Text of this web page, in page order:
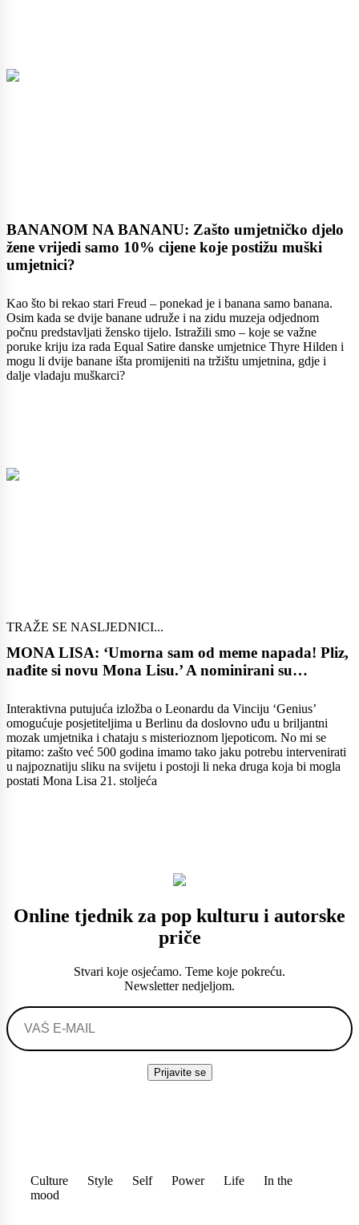
BANANOM NA BANANU: Zašto umjetničko djelo
žene vrijedi samo 10% cijene koje postižu muški
umjetnici?
Kao što bi rekao stari Freud – ponekad je i banana samo banana.
Osim kada se dvije banane udruže i na zidu muzeja odjednom
počnu predstavljati žensko tijelo. Istražili smo – koje se važne
poruke kriju iza rada Equal Satire danske umjetnice Thyre Hilden i
mogu li dvije banane išta promijeniti na tržištu umjetnina, gdje i
dalje vladaju muškarci?
TRAŽE SE NASLJEDNICI...
MONA LISA: ‘Umorna sam od meme napada! Pliz,
nađite si novu Mona Lisu.’ A nominirani su…
Interaktivna putujuća izložba o Leonardu da Vinciju ‘Genius’
omogućuje posjetiteljima u Berlinu da doslovno uđu u briljantni
mozak umjetnika i chataju s misterioznom ljepoticom. No mi se
pitamo: zašto već 500 godina imamo tako jaku potrebu intervenirati
u najpoznatiju sliku na svijetu i postoji li neka druga koja bi mogla
postati Mona Lisa 21. stoljeća
Online tjednik za pop kulturu i autorske
priče
Stvari koje osjećamo. Teme koje pokreću.
Newsletter nedjeljom.
Culture Style Self Power Life
In the
mood